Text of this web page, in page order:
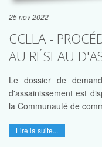
25 nov 2022
CCLLA -
AU RÉSEAU
Le dossier de
d'assainissement est
la Communauté de
Lire la suite...